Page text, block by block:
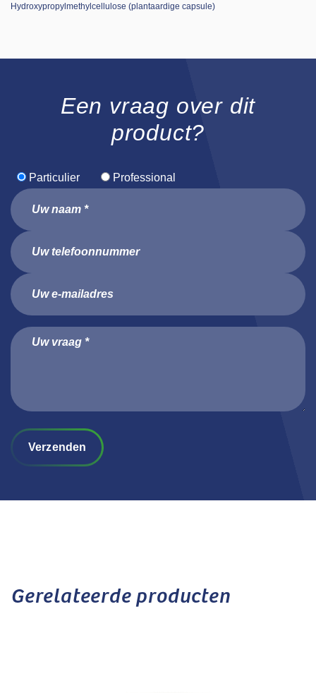
Hydroxypropylmethylcellulose (plantaardige capsule)
Een vraag over dit
product?
Particulier Professional
Verzenden
Gerelateerde producten